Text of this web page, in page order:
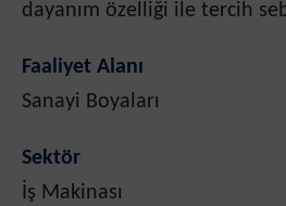
dayanım özelliği ile tercih
Faaliyet Alanı
Sanayi Boyaları
Sektör
İş Makinası